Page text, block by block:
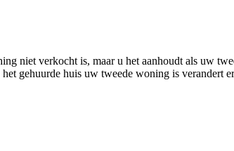
niet verkocht is, maar u het aanhoudt als uw
gehuurde huis uw tweede woning is verandert